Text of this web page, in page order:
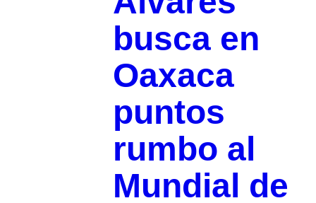
busca en
Oaxaca
puntos
rumbo al
Mundial de